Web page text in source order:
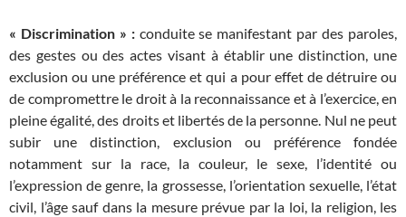
« Discrimination » : conduite se manifestant par des paroles,
des gestes ou des actes visant à établir une distinction, une
exclusion ou une préférence et qui a pour effet de détruire ou
de compromettre le droit à la reconnaissance et à l’exercice, en
pleine égalité, des droits et libertés de la personne. Nul ne peut
subir une distinction, exclusion ou préférence fondée
notamment sur la race, la couleur, le sexe, l’identité ou
l’expression de genre, la grossesse, l’orientation sexuelle, l’état
civil, l’âge sauf dans la mesure prévue par la loi, la religion, les